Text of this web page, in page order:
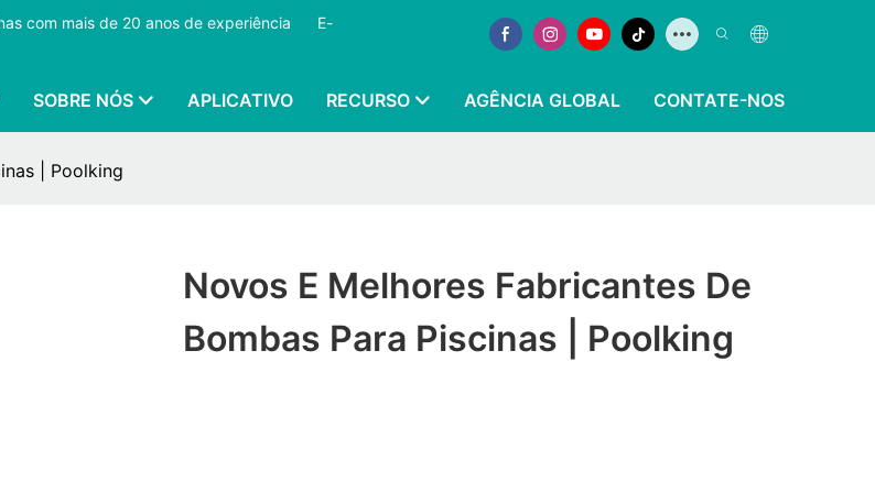
com mais de 20 anos de experiência
E-
SOBRE NÓS APLICATIVO RECURSO AGÊNCIA GLOBAL CONTATE-NOS
| Poolking
Novos E Melhores Fabricantes De
Bombas Para Piscinas | Poolking